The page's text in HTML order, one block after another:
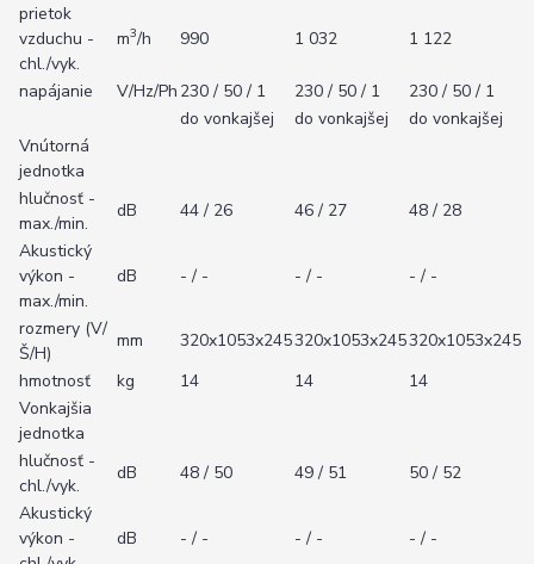
prietok
vzduchu -
chl./vyk.
m3/h 990 1 032 1 122
napájanie V/Hz/Ph 230 / 50 / 1 230 / 50 / 1
230 / 50 / 1
do vonkajšej
do vonkajšej
do vonkajšej
Vnútorná
jednotka
hlučnosť -
max./min.
dB 44 / 26 46 / 27
48 / 28
Akustický
výkon -
max./min.
dB - / - - / - - / -
rozmery (V/
Š/H)
mm 320x1053x245320x1053x245320x1053x245
hmotnosť
kg 14 14
14
Vonkajšia
jednotka
hlučnosť -
chl./vyk.
dB 48 / 50 49 / 51
50 / 52
Akustický
výkon -
dB - / - - / - - / -